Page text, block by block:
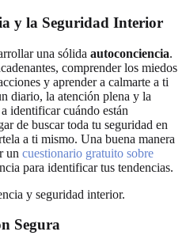
y la Seguridad Interior
una sólida autoconciencia.
comprender los miedos
y aprender a calmarte a ti
diario, la atención plena y la
identificar cuándo están
de buscar toda tu seguridad en
a ti mismo. Una buena manera
un cuestionario gratuito sobre
para identificar tus tendencias.
Segura